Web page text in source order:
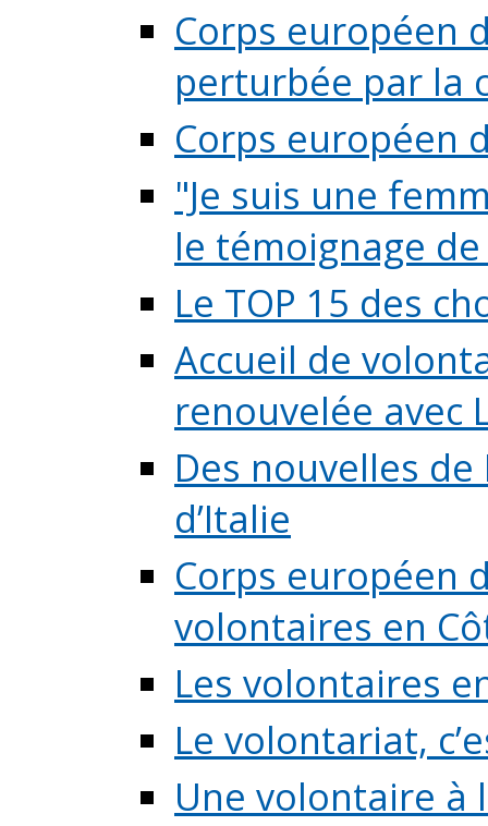
Corps européen
perturbée par la
Corps européen
"Je suis une
le témoignage de
Le TOP 15 des
Accueil de
renouvelée avec
Des nouvelles
d’Italie
Corps européen
volontaires en
Les volontaires
Le volontariat,
Une volontaire à